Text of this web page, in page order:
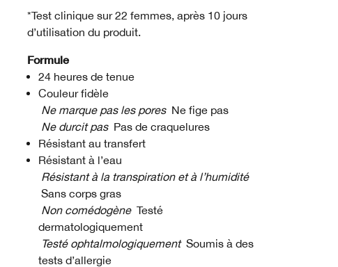
*Test clinique sur 22 femmes, après 10 jours
d’utilisation du produit.
Formule
24 heures de tenue
Couleur fidèle
Ne marque pas les pores Ne fige pas
Ne durcit pas Pas de craquelures
Résistant au transfert
Résistant à l’eau
Résistant à la transpiration et à l’humidité
Sans corps gras
Non comédogène Testé
dermatologiquement
Testé ophtalmologiquement Soumis à des
tests d’allergie